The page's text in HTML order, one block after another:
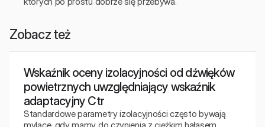
Zobacz też
Wskaźnik oceny izolacyjności od dźwięków
powietrznych uwzględniający wskaźnik
adaptacyjny Ctr
Standardowe parametry izolacyjności często bywają